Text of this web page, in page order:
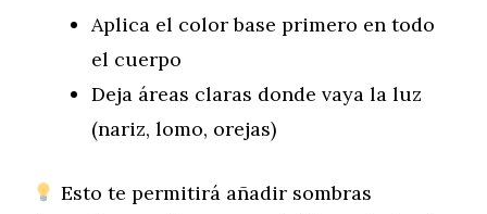
Aplica el color base primero en todo
el cuerpo
Deja áreas claras donde vaya la luz
(nariz, lomo, orejas)
Esto te permitirá añadir sombras